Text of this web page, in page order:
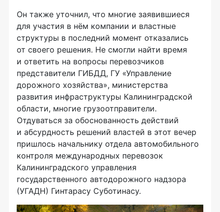
Он также уточнил, что многие заявившиеся
для участия в нём компании и властные
структуры в последний момент отказались
от своего решения. Не смогли найти время
и ответить на вопросы перевозчиков
представители ГИБДД, ГУ «Управление
дорожного хозяйства», министерства
развития инфраструктуры Калининградской
области, многие грузоотправители.
Отдуваться за обоснованность действий
и абсурдность решений властей в этот вечер
пришлось начальнику отдела автомобильного
контроля международных перевозок
Калининградского управления
государственного автодорожного надзора
(УГАДН) Гинтарасу Суботинасу.